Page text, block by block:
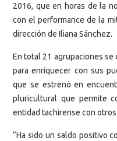
2016, que en horas de la
con el performance de la
dirección de Iliana Sánchez.
En total 21 agrupaciones se
para enriquecer con sus
que se estrenó en
pluricultural que permite
entidad tachirense con
“Ha sido un saldo positivo